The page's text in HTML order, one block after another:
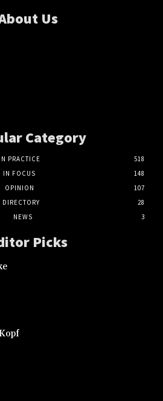
Us
Category
IN PRACTICE
518
IN FOCUS
148
OPINION
107
DIRECTORY
28
NEWS
3
Picks